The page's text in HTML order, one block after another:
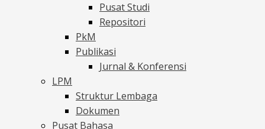
Pusat Studi
Repositori
PkM
Publikasi
Jurnal & Konferensi
LPM
Struktur Lembaga
Dokumen
Pusat Bahasa